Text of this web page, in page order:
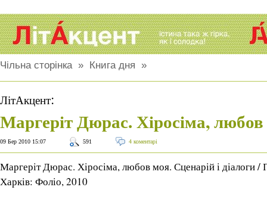
Чільна сторінка» Книга дня »
ЛітАкцент:
Маргеріт Дюрас. Хіросіма,
09 Бер 2010 15:07 591 4 коментарі
Маргеріт Дюрас. Хіросіма, любов моя. Сценарій і
Харків: Фоліо, 2010